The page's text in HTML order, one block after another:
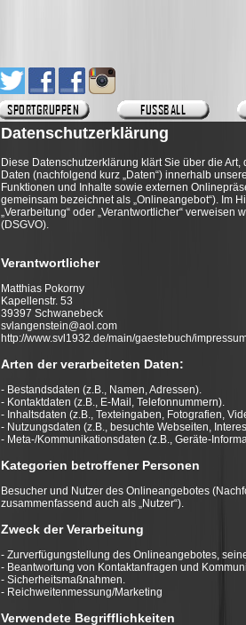
Datenschutzerklärung
Diese Datenschutzerklärung klärt Sie über die
Daten (nachfolgend kurz „Daten“) innerhalb
Funktionen und Inhalte sowie externen
gemeinsam bezeichnet als „Onlineangebot“). Im
„Verarbeitung“ oder „Verantwortlicher“
(DSGVO).
Verantwortlicher
Matthias Pokorny
Kapellenstr. 53
39397 Schwanebeck
svlangenstein@aol.com
http://www.svl1932.de/main/gaestebuch/
Arten der verarbeiteten Daten:
- Bestandsdaten (z.B., Namen, Adressen).
- Kontaktdaten (z.B., E-Mail, Telefonnummern).
- Inhaltsdaten (z.B., Texteingaben, Fotografien,
- Nutzungsdaten (z.B., besuchte Webseiten,
- Meta-/Kommunikationsdaten (z.B., Geräte-
Kategorien betroffener Personen
Besucher und Nutzer des Onlineangebotes
zusammenfassend auch als „Nutzer“).
Zweck der Verarbeitung
- Zurverfügungstellung des Onlineangebotes,
- Beantwortung von Kontaktanfragen und
- Sicherheitsmaßnahmen.
- Reichweitenmessung/Marketing
Verwendete Begrifflichkeiten